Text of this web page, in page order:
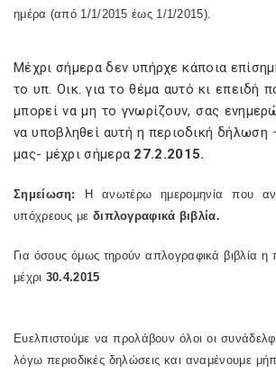
ημέρα (από 1/1/2015 έως 1/1/2015).
Μέχρι σήμερα δεν υπήρχε κάποια
το υπ. Οικ. για το θέμα αυτό κι επειδή
μπορεί να μη το γνωρίζουν, σας
να υποβληθεί αυτή η περιοδική δήλωση
μας- μέχρι σήμερα 27.2.2015.
Σημείωση:
Η ανωτέρω ημερομηνία που
υπόχρεους με διπλογραφικά βιβλία.
Για όσους όμως τηρούν απλογραφικά βιβλία η
μέχρι 30.4.2015
Ευελπιστούμε να προλάβουν όλοι οι
λόγω περιοδικές δηλώσεις και αναμένουμε